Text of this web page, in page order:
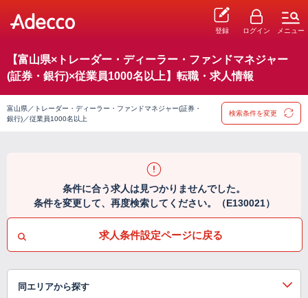
登録 ログイン メニュー
【富山県×トレーダー・ディーラー・ファンドマネジャー
(証券・銀行)×従業員1000名以上】転職・求人情報
富山県／トレーダー・ディーラー・ファンドマネジャー(証券・
銀行)／従業員1000名以上
検索条件を変更
条件に合う求人は見つかりませんでした。
条件を変更して、再度検索してください。（E130021）
求人条件設定ページに戻る
同エリアから探す